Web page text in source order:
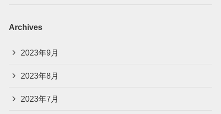
Archives
2023年9月
2023年8月
2023年7月